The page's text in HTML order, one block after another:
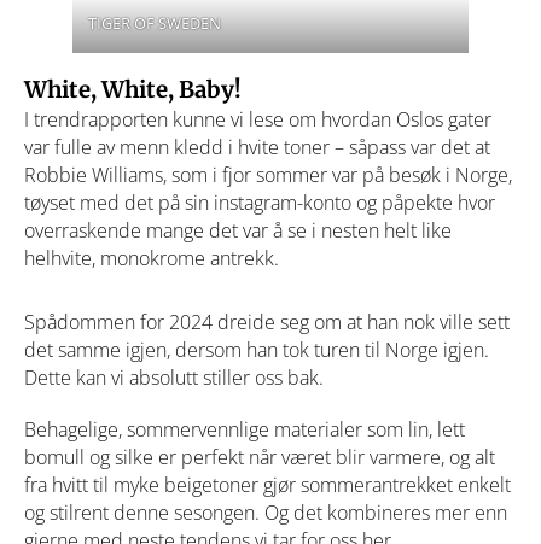
TIGER OF SWEDEN
White, White, Baby!
I trendrapporten kunne vi lese om hvordan Oslos gater
var fulle av menn kledd i hvite toner – såpass var det at
Robbie Williams, som i fjor sommer var på besøk i Norge,
tøyset med det på sin instagram-konto og påpekte hvor
overraskende mange det var å se i nesten helt like
helhvite, monokrome antrekk.
Spådommen for 2024 dreide seg om at han nok ville sett
det samme igjen, dersom han tok turen til Norge igjen.
Dette kan vi absolutt stiller oss bak.
Behagelige, sommervennlige materialer som lin, lett
bomull og silke er perfekt når været blir varmere, og alt
fra hvitt til myke beigetoner gjør sommerantrekket enkelt
og stilrent denne sesongen. Og det kombineres mer enn